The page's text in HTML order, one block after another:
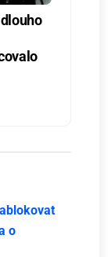
o